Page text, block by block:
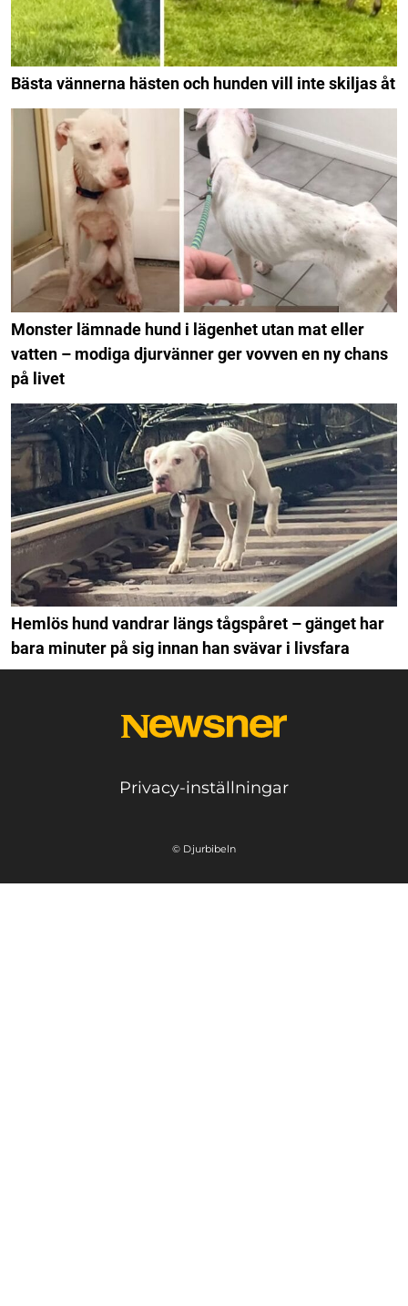
Bästa vännerna hästen och hunden vill inte skiljas åt
Monster lämnade hund i lägenhet utan mat eller
vatten – modiga djurvänner ger vovven en ny chans
på livet
Hemlös hund vandrar längs tågspåret – gänget har
bara minuter på sig innan han svävar i livsfara
Privacy-inställningar
© Djurbibeln